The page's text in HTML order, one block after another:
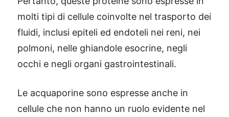
molti tipi di cellule coinvolte nel trasporto dei
fluidi, inclusi epiteli ed endoteli nei reni, nei
polmoni, nelle ghiandole esocrine, negli
occhi e negli organi gastrointestinali.
Le acquaporine sono espresse anche in
cellule che non hanno un ruolo evidente nel